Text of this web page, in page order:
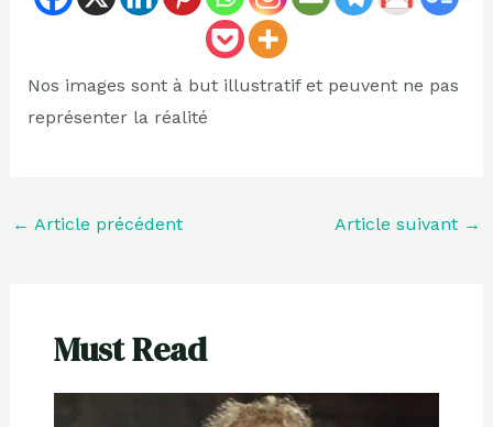
Nos images sont à but illustratif et peuvent ne pas
représenter la réalité
← Article précédent Article suivant →
Must Read